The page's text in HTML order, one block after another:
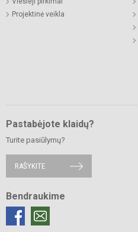
Projektinė veikla
Pastabėjote klaidų?
Turite pasiūlymų?
RAŠYKITE
Bendraukime